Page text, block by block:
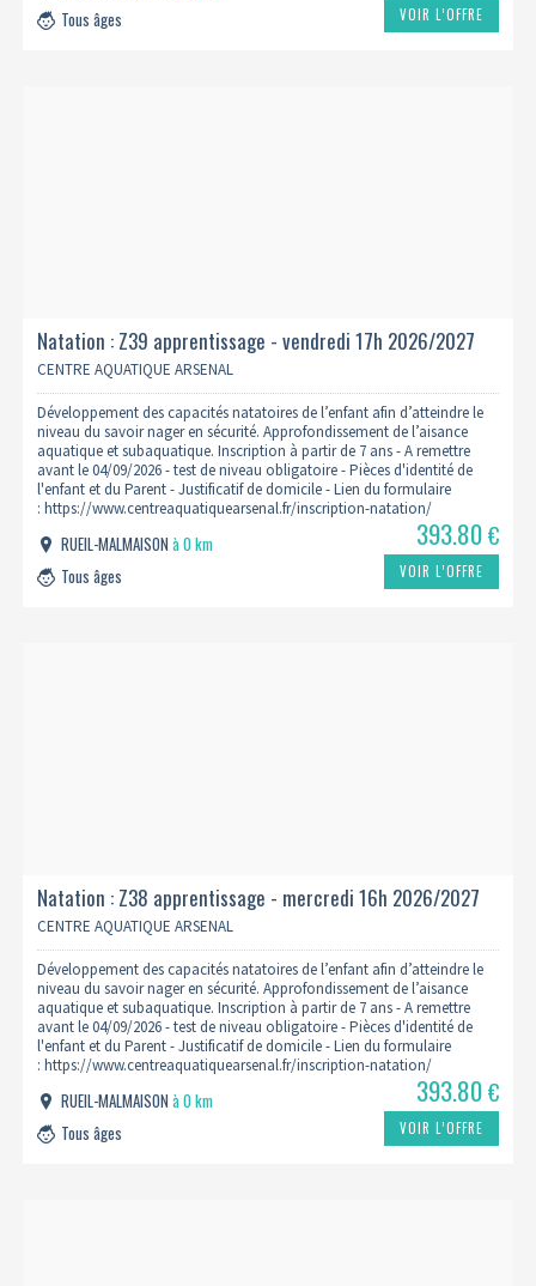
Tous âges
VOIR L’OFFRE
Natation : Z39 apprentissage - vendredi 17h 2026/2027
CENTRE AQUATIQUE ARSENAL
Développement des capacités natatoires de l’enfant afin d’atteindre le
niveau du savoir nager en sécurité. Approfondissement de l’aisance
aquatique et subaquatique. Inscription à partir de 7 ans - A remettre
avant le 04/09/2026 - test de niveau obligatoire - Pièces d'identité de
l'enfant et du Parent - Justificatif de domicile - Lien du formulaire
: https://www.centreaquatiquearsenal.fr/inscription-natation/
RUEIL-MALMAISONà 0 km
Tous âges
393.80€
VOIR L’OFFRE
Natation : Z38 apprentissage - mercredi 16h 2026/2027
CENTRE AQUATIQUE ARSENAL
Développement des capacités natatoires de l’enfant afin d’atteindre le
niveau du savoir nager en sécurité. Approfondissement de l’aisance
aquatique et subaquatique. Inscription à partir de 7 ans - A remettre
avant le 04/09/2026 - test de niveau obligatoire - Pièces d'identité de
l'enfant et du Parent - Justificatif de domicile - Lien du formulaire
: https://www.centreaquatiquearsenal.fr/inscription-natation/
RUEIL-MALMAISONà 0 km
Tous âges
393.80€
VOIR L’OFFRE